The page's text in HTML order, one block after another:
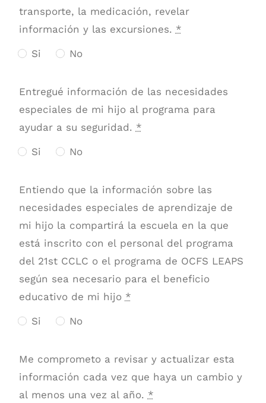
transporte, la medicación, revelar
información y las excursiones. *
Si No
Entregué información de las necesidades
especiales de mi hijo al programa para
ayudar a su seguridad. *
Si No
Entiendo que la información sobre las
necesidades especiales de aprendizaje de
mi hijo la compartirá la escuela en la que
está inscrito con el personal del programa
del 21st CCLC o el programa de OCFS LEAPS
según sea necesario para el beneficio
educativo de mi hijo *
Si No
Me comprometo a revisar y actualizar esta
información cada vez que haya un cambio y
al menos una vez al año. *